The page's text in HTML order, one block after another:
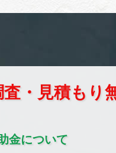
・見積もり
金について